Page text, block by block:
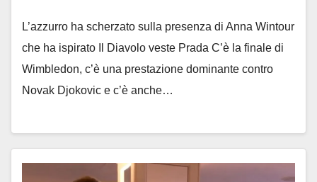
L’azzurro ha scherzato sulla presenza di Anna Wintour
che ha ispirato Il Diavolo veste Prada C’è la finale di
Wimbledon, c’è una prestazione dominante contro
Novak Djokovic e c’è anche…